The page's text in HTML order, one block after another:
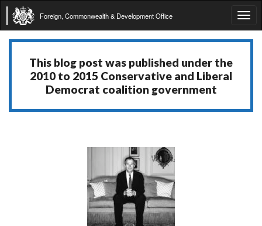
Foreign, Commonwealth & Development Office
This blog post was published under the
2010 to 2015 Conservative and Liberal
Democrat coalition government